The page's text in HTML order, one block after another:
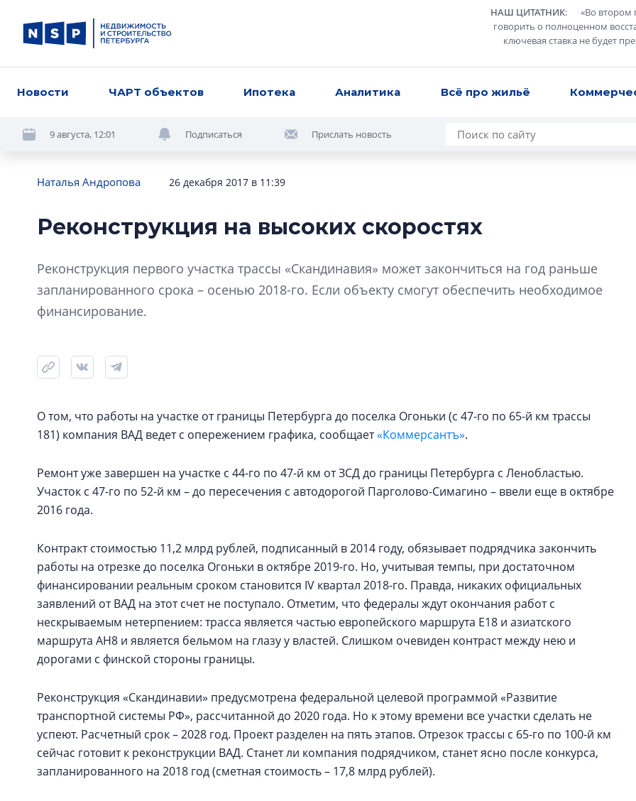
НАШ ЦИТАТНИК: «Во втором
говорить о полноценном
ключевая ставка не будет
Новости ЧАРТ объектов Ипотека Аналитика Всё про жильё
9 августа, 12:01 Подписаться Прислать новость
Наталья Андропова 26 декабря 2017 в 11:39
Реконструкция на высоких скоростях
Реконструкция первого участка трассы «Скандинавия» может закончиться на год раньше
запланированного срока – осенью 2018-го. Если объекту смогут обеспечить необходимое
финансирование.
О том, что работы на участке от границы Петербурга до поселка Огоньки (с 47-го по 65-й км трассы
181) компания ВАД ведет с опережением графика, сообщает«Коммерсантъ».
Ремонт уже завершен на участке с 44-го по 47-й км от ЗСД до границы Петербурга с Ленобластью.
Участок с 47-го по 52-й км – до пересечения с автодорогой Парголово-Симагино – ввели еще в октябре
2016 года.
Контракт стоимостью 11,2 млрд рублей, подписанный в 2014 году, обязывает подрядчика закончить
работы на отрезке до поселка Огоньки в октябре 2019-го. Но, учитывая темпы, при достаточном
финансировании реальным сроком становится IV квартал 2018-го. Правда, никаких официальных
заявлений от ВАД на этот счет не поступало. Отметим, что федералы ждут окончания работ с
нескрываемым нетерпением: трасса является частью европейского маршрута E18 и азиатского
маршрута AH8 и является бельмом на глазу у властей. Слишком очевиден контраст между нею и
дорогами с финской стороны границы.
Реконструкция «Скандинавии» предусмотрена федеральной целевой программой «Развитие
транспортной системы РФ», рассчитанной до 2020 года. Но к этому времени все участки сделать не
успеют. Расчетный срок – 2028 год. Проект разделен на пять этапов. Отрезок трассы с 65-го по 100-й км
сейчас готовит к реконструкции ВАД. Станет ли компания подрядчиком, станет ясно после конкурса,
запланированного на 2018 год (сметная стоимость – 17,8 млрд рублей).
стать
визуальной
жилого проекта:
экономика